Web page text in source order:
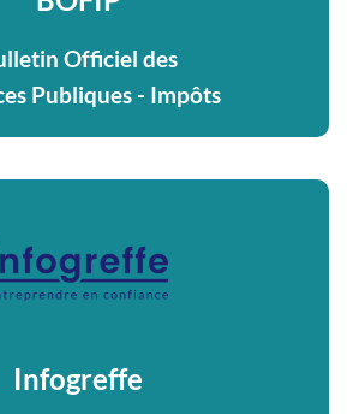
Officiel des
Publiques - Impôts
Infogreffe